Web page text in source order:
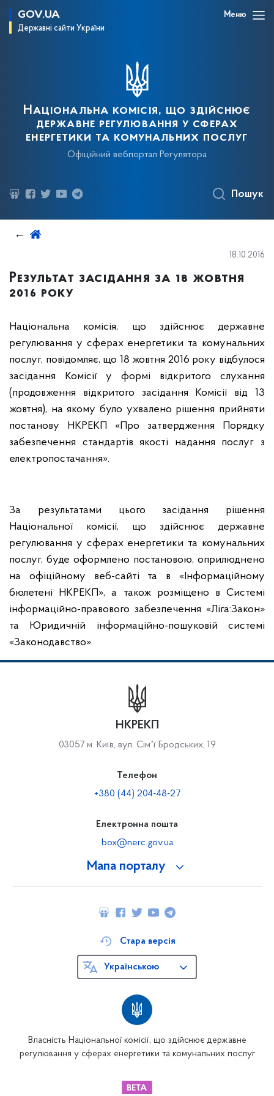
GOV.UA
Державні сайти України
Меню
Національна комісія, що здійснює
державне регулювання у сферах
енергетики та комунальних послуг
Офіційний вебпортал Регулятора
Пошук
18.10.2016
Результат засідання за 18 жовтня
2016 року
Національна комісія, що здійснює державне
регулювання у сферах енергетики та комунальних
послуг, повідомляє, що 18 жовтня 2016 року відбулося
засідання Комісії у формі відкритого слухання
(продовження відкритого засідання Комісії від 13
жовтня), на якому було ухвалено рішення прийняти
постанову НКРЕКП «Про затвердження Порядку
забезпечення стандартів якості надання послуг з
електропостачання».
За результатами цього засідання рішення
Національної комісії, що здійснює державне
регулювання у сферах енергетики та комунальних
послуг, буде оформлено постановою, оприлюднено
на офіційному веб-сайті та в «Інформаційному
бюлетені НКРЕКП», а також розміщено в Системі
інформаційно-правового забезпечення «Ліга:Закон»
та Юридичній інформаційно-пошуковій системі
«Законодавство».
Мапа порталу
НКРЕКП
03057 м. Київ, вул. Сімʼї Бродських, 19
Телефон
+380 (44) 204-48-27
Електронна пошта
box@nerc.gov.ua
Власність Національної комісії, що здійснює державне
регулювання у сферах енергетики та комунальних послуг
Стара версія
Українською